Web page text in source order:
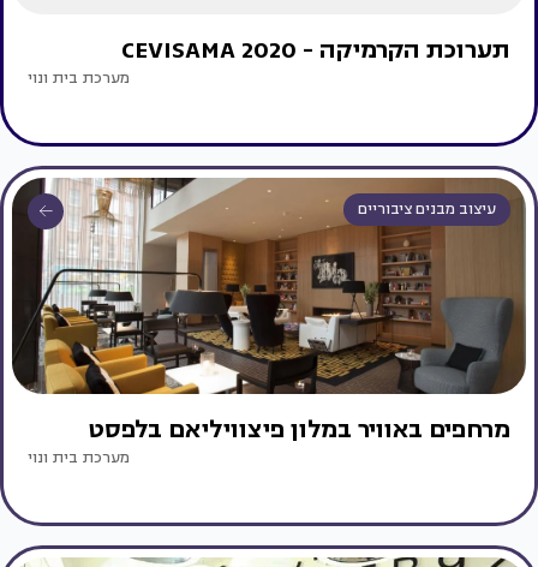
תערוכת הקרמיקה - CEVISAMA 2020
מערכת בית ונוי
עיצוב מבנים ציבוריים
מרחפים באוויר במלון פיצוויליאם בלפסט
מערכת בית ונוי